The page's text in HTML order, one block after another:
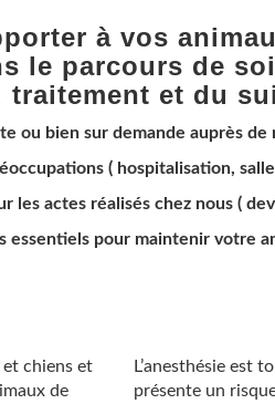
à vos
le parcours de
traitement et du
ou bien sur demande auprès
( hospitalisation,
les actes réalisés chez nous (
pour maintenir votre
chiens et
de
L’anesthésie est
présente un